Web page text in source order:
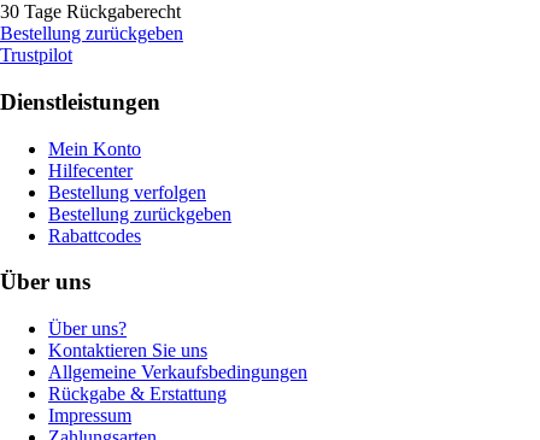
30 Tage Rückgaberecht
Bestellung zurückgeben
Trustpilot
Dienstleistungen
Mein Konto
Hilfecenter
Bestellung verfolgen
Bestellung zurückgeben
Rabattcodes
Über uns
Über uns?
Kontaktieren Sie uns
Allgemeine Verkaufsbedingungen
Rückgabe & Erstattung
Impressum